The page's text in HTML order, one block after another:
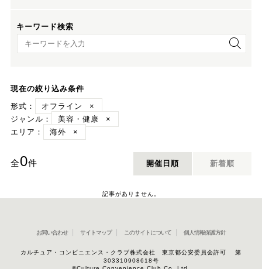
キーワード検索
キーワード検索
現在の絞り込み条件
形式：
オフライン
×
ジャンル：
美容・健康
×
エリア：
海外 ×
全0件 開催日順 新着順
記事がありません。
お問い合わせ サイトマップ このサイトについて 個人情報保護方針
カルチュア・コンビニエンス・クラブ株式会社 東京都公安委員会許可 第
303310908618号